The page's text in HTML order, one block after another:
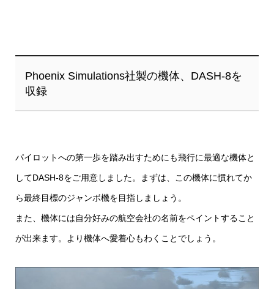
Phoenix Simulations社製の機体、DASH-8を
収録
パイロットへの第一歩を踏み出すためにも飛行に最適な機体と
してDASH-8をご用意しました。まずは、この機体に慣れてか
ら最終目標のジャンボ機を目指しましょう。
また、機体には自分好みの航空会社の名前をペイントすること
が出来ます。より機体へ愛着心もわくことでしょう。